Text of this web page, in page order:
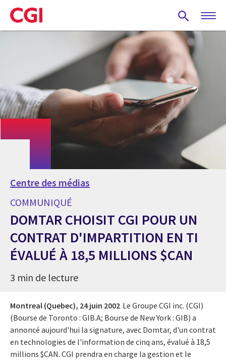
Skip
to
main
Centre des médias
COMMUNIQUÉ
DOMTAR CHOISIT CGI POUR UN
CONTRAT D'IMPARTITION EN TI
ÉVALUÉ À 18,5 MILLIONS $CAN
3 min de lecture
Montreal (Quebec), 24 juin 2002 Le Groupe CGI inc. (CGI)
(Bourse de Toronto : GIB.A; Bourse de New York : GIB) a
annoncé aujourd'hui la signature, avec Domtar, d'un contrat
en technologies de l'information de cinq ans, évalué à 18,5
millions $CAN. CGI prendra en charge la gestion et le